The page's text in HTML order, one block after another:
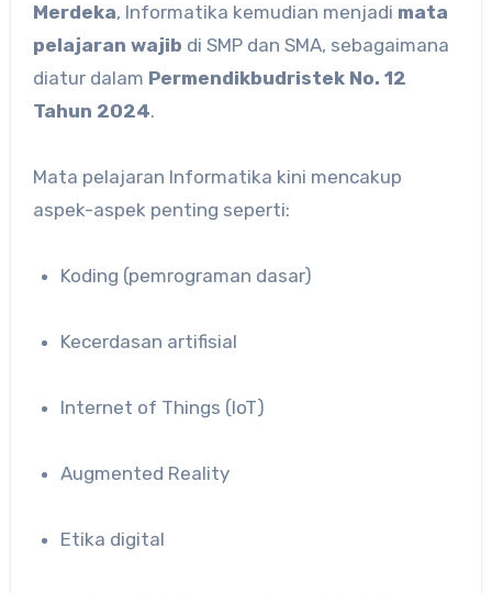
Merdeka, Informatika kemudian menjadi mata
pelajaran wajib di SMP dan SMA, sebagaimana
diatur dalam Permendikbudristek No. 12
Tahun 2024.
Mata pelajaran Informatika kini mencakup
aspek-aspek penting seperti:
Koding (pemrograman dasar)
Kecerdasan artifisial
Internet of Things (IoT)
Augmented Reality
Etika digital